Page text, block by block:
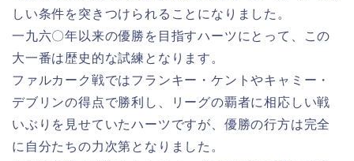
しい条件を突きつけられることになりました。
一九六〇年以来の優勝を目指すハーツにとって、この
大一番は歴史的な試練となります。
ファルカーク戦ではフランキー・ケントやキャミー・
デブリンの得点で勝利し、リーグの覇者に相応しい戦
いぶりを見せていたハーツですが、優勝の行方は完全
に自分たちの力次第となりました。